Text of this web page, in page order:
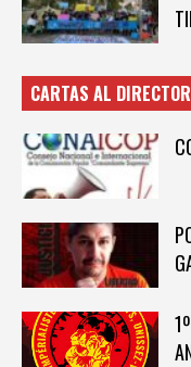
CARTAS AL DIRECTOR